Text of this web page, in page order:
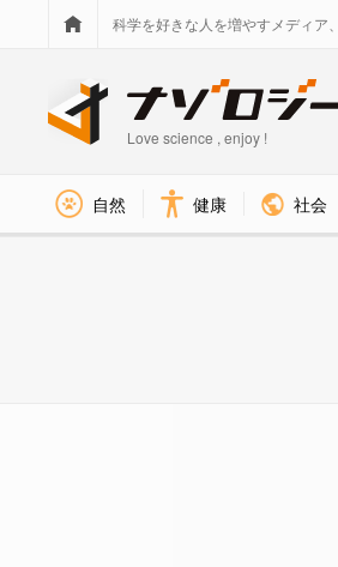
科学を好きな人を増やすメディア
Love science , enjoy !
自然 健康 社会